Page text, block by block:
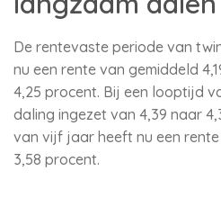
De rentevaste periode van
nu een rente van gemiddeld
4,25 procent. Bij een looptijd
daling ingezet van 4,39 naar
van vijf jaar heeft nu een
3,58 procent.